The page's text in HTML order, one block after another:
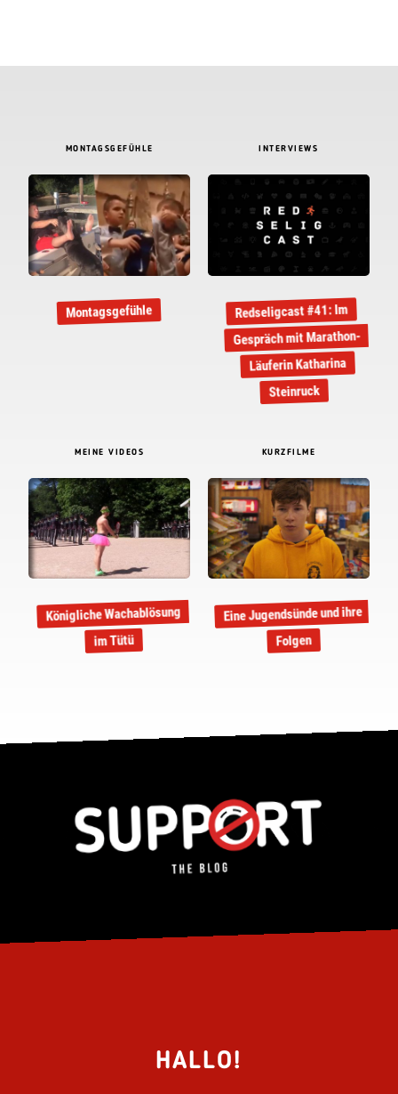
MONTAGSGEFÜHLE
Montagsgefühle
INTERVIEWS
Redseligcast #41: Im
Gespräch mit Marathon-
Läuferin Katharina
Steinruck
MEINE VIDEOS
Königliche Wachablösung
im Tütü
KURZFILME
Eine Jugendsünde und ihre
Folgen
HALLO!